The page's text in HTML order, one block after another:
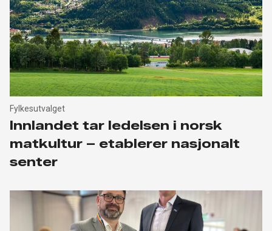
Fylkesutvalget
Innlandet tar ledelsen i norsk
matkultur – etablerer nasjonalt
senter